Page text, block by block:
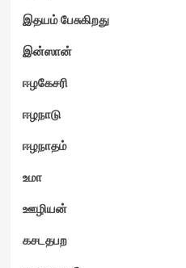
இதயம் பேசுகிறது
இன்ஸான்
ஈழகேசரி
ஈழநாடு
ஈழநாதம்
உமா
ஊழியன்
கசடதபற